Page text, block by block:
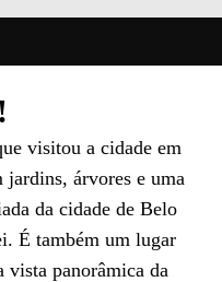
visitou a cidade em
jardins, árvores e uma
da cidade de Belo
É também um lugar
panorâmica da